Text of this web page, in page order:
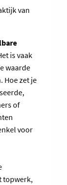
van
is vaak
waarde
Hoe zet je
of
voor
topwerk,